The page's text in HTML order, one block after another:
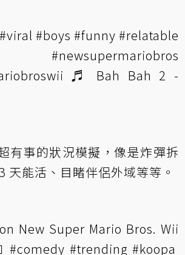
#viral #boys #funny #relatable
#newsupermariobros
♬ Bah Bah 2 -
有事的狀況模擬，像是炸彈拆
天能活、目睹伴侶外域等等。
New Super Mario Bros. Wii
#comedy #trending #koopa